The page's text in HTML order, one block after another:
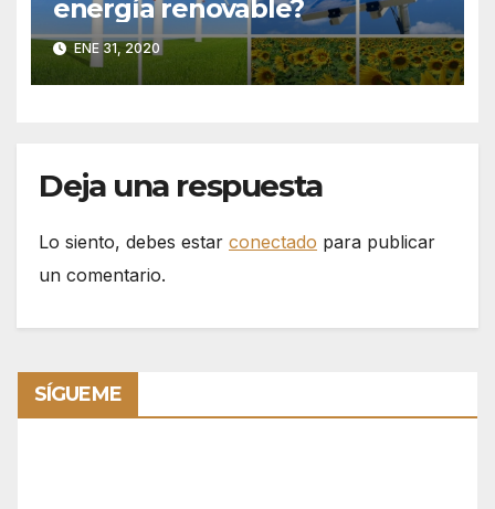
energía renovable?
ENE 31, 2020
Deja una respuesta
Lo siento, debes estar conectado para publicar
un comentario.
SÍGUEME